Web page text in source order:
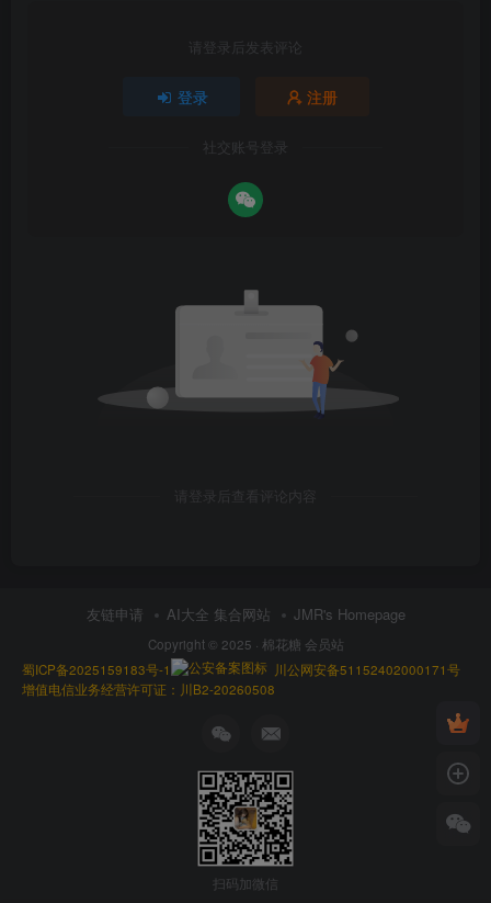
请登录后发表评论
登录 注册
社交账号登录
请登录后查看评论内容
友链申请 AI大全 集合网站 JMR's Homepage
Copyright © 2025 · 棉花糖 会员站
蜀ICP备2025159183号-1
川公网安备51152402000171号
增值电信业务经营许可证：川B2-20260508
扫码加微信